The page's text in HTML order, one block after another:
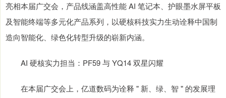
亮相本届广交会，产品线涵盖高性能 AI 笔记本、护眼墨水屏平板
及智能终端等多元化产品系列，以硬核科技实力生动诠释中国制
造向智能化、绿色化转型升级的崭新内涵。
AI 硬核实力担当：PF59 与 YQ14 双星闪耀
在本届广交会上，亿道数码为诠释 " 新、绿、智 " 的发展理